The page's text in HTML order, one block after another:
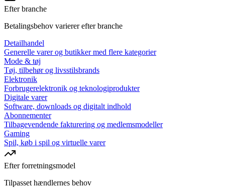
Efter branche
Betalingsbehov varierer efter branche
Detailhandel
Generelle varer og butikker med flere kategorier
Mode & tøj
Tøj, tilbehør og livsstilsbrands
Elektronik
Forbrugerelektronik og teknologiprodukter
Digitale varer
Software, downloads og digitalt indhold
Abonnementer
Tilbagevendende fakturering og medlemsmodeller
Gaming
Spil, køb i spil og virtuelle varer
Efter forretningsmodel
Tilpasset hændlernes behov